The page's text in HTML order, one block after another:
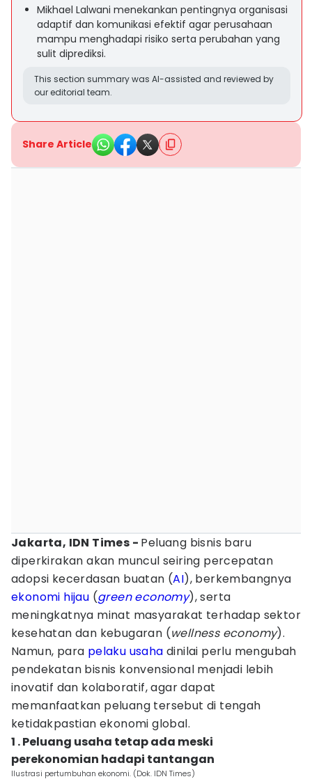
Mikhael Lalwani menekankan pentingnya organisasi
adaptif dan komunikasi efektif agar perusahaan
mampu menghadapi risiko serta perubahan yang
sulit diprediksi.
This section summary was AI-assisted and reviewed by
our editorial team.
Share Article
Jakarta, IDN Times - Peluang bisnis baru
diperkirakan akan muncul seiring percepatan
adopsi kecerdasan buatan (AI), berkembangnya
ekonomi hijau (green economy), serta
meningkatnya minat masyarakat terhadap sektor
kesehatan dan kebugaran (wellness economy).
Namun, para pelaku usaha dinilai perlu mengubah
pendekatan bisnis konvensional menjadi lebih
inovatif dan kolaboratif, agar dapat
memanfaatkan peluang tersebut di tengah
ketidakpastian ekonomi global.
1 . Peluang usaha tetap ada meski
perekonomian hadapi tantangan
Ilustrasi pertumbuhan ekonomi. (Dok. IDN Times)